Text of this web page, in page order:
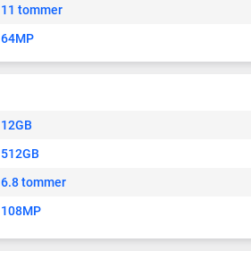
11 tommer
64MP
12GB
512GB
6.8 tommer
108MP